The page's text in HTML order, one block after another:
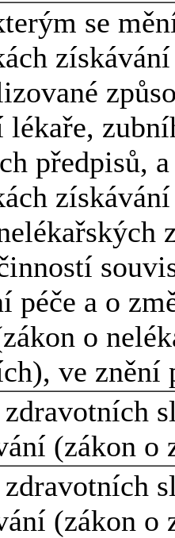
se
předpisů,
péče a o
o
ve znění
(zákon o
(zákon o